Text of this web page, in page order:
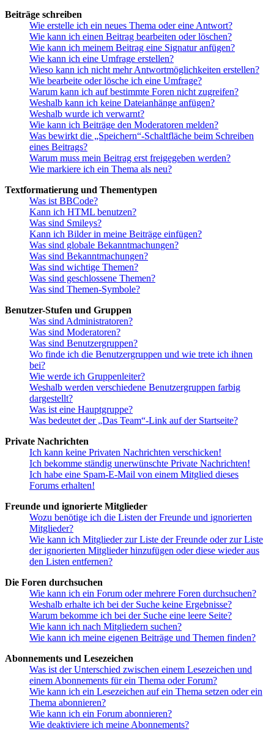
Beiträge schreiben
Wie erstelle ich ein neues Thema oder eine Antwort?
Wie kann ich einen Beitrag bearbeiten oder löschen?
Wie kann ich meinem Beitrag eine Signatur anfügen?
Wie kann ich eine Umfrage erstellen?
Wieso kann ich nicht mehr Antwortmöglichkeiten erstellen?
Wie bearbeite oder lösche ich eine Umfrage?
Warum kann ich auf bestimmte Foren nicht zugreifen?
Weshalb kann ich keine Dateianhänge anfügen?
Weshalb wurde ich verwarnt?
Wie kann ich Beiträge den Moderatoren melden?
Was bewirkt die „Speichern“-Schaltfläche beim Schreiben
eines Beitrags?
Warum muss mein Beitrag erst freigegeben werden?
Wie markiere ich ein Thema als neu?
Textformatierung und Thementypen
Was ist BBCode?
Kann ich HTML benutzen?
Was sind Smileys?
Kann ich Bilder in meine Beiträge einfügen?
Was sind globale Bekanntmachungen?
Was sind Bekanntmachungen?
Was sind wichtige Themen?
Was sind geschlossene Themen?
Was sind Themen-Symbole?
Benutzer-Stufen und Gruppen
Was sind Administratoren?
Was sind Moderatoren?
Was sind Benutzergruppen?
Wo finde ich die Benutzergruppen und wie trete ich ihnen
bei?
Wie werde ich Gruppenleiter?
Weshalb werden verschiedene Benutzergruppen farbig
dargestellt?
Was ist eine Hauptgruppe?
Was bedeutet der „Das Team“-Link auf der Startseite?
Private Nachrichten
Ich kann keine Privaten Nachrichten verschicken!
Ich bekomme ständig unerwünschte Private Nachrichten!
Ich habe eine Spam-E-Mail von einem Mitglied dieses
Forums erhalten!
Freunde und ignorierte Mitglieder
Wozu benötige ich die Listen der Freunde und ignorierten
Mitglieder?
Wie kann ich Mitglieder zur Liste der Freunde oder zur Liste
der ignorierten Mitglieder hinzufügen oder diese wieder aus
den Listen entfernen?
Die Foren durchsuchen
Wie kann ich ein Forum oder mehrere Foren durchsuchen?
Weshalb erhalte ich bei der Suche keine Ergebnisse?
Warum bekomme ich bei der Suche eine leere Seite?
Wie kann ich nach Mitgliedern suchen?
Wie kann ich meine eigenen Beiträge und Themen finden?
Abonnements und Lesezeichen
Was ist der Unterschied zwischen einem Lesezeichen und
einem Abonnements für ein Thema oder Forum?
Wie kann ich ein Lesezeichen auf ein Thema setzen oder ein
Thema abonnieren?
Wie kann ich ein Forum abonnieren?
Wie deaktiviere ich meine Abonnements?